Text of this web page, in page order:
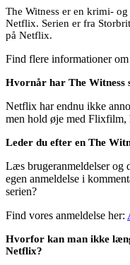
The Witness er en krimi-
Netflix. Serien er fra
på Netflix.
Find flere informationer om
Hvornår har The Witness
Netflix har endnu ikke
men hold øje med Flixfilm,
Leder du efter en The
Læs brugeranmeldelser og
egen anmeldelse i
serien?
Find vores anmeldelse her:
Hvorfor kan man ikke
Netflix?